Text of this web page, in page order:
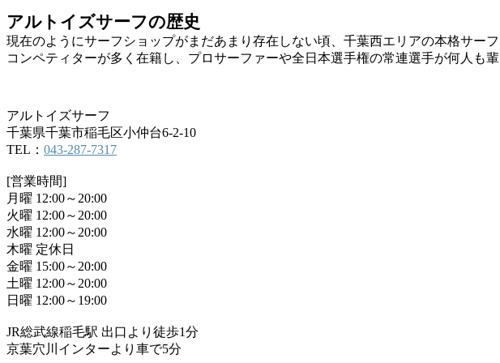
アルトイズサーフの歴史
現在のようにサーフショップがまだあまり存在しない頃、千葉西エリアの本格サー
コンペティターが多く在籍し、プロサーファーや全日本選手権の常連選手が何人も輩
アルトイズサーフ
千葉県千葉市稲毛区小仲台6-2-10
TEL： 043-287-7317
[営業時間]
月曜 12:00～20:00
火曜 12:00～20:00
水曜 12:00～20:00
木曜 定休日
金曜 15:00～20:00
土曜 12:00～20:00
日曜 12:00～19:00
JR総武線稲毛駅 出口より徒歩1分
京葉穴川インターより車で5分